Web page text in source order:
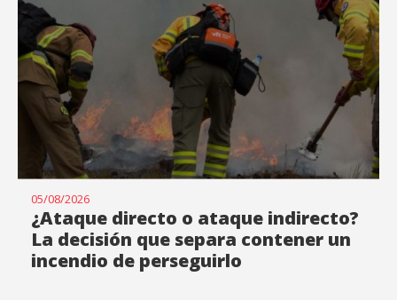
05/08/2026
¿Ataque directo o ataque indirecto?
La decisión que separa contener un
incendio de perseguirlo